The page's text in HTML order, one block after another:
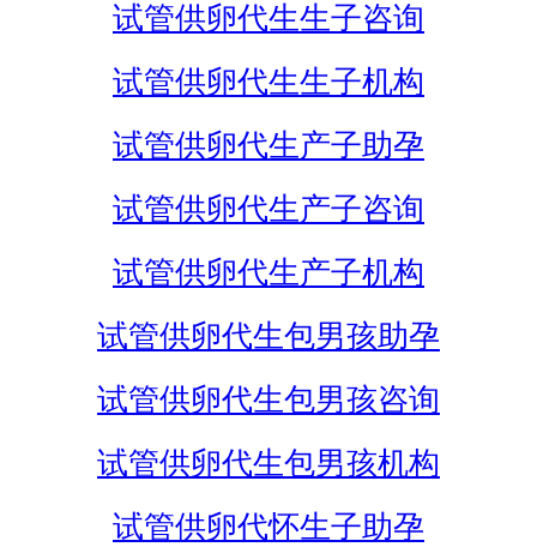
试管供卵代生生子咨询
试管供卵代生生子机构
试管供卵代生产子助孕
试管供卵代生产子咨询
试管供卵代生产子机构
试管供卵代生包男孩助孕
试管供卵代生包男孩咨询
试管供卵代生包男孩机构
试管供卵代怀生子助孕